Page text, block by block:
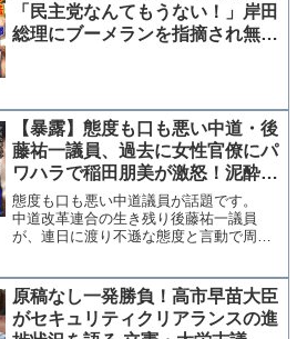
「民主党なんてもうない！」岸田
総理にブーメランを指摘され無効
【暴露】態度も口も悪い中道・後
藤祐一議員、過去に女性官僚にパ
ワハラで稲田朋美が激怒！泥酔し
て警察出動！安倍総理にも説教
【KSLチャンネル】
態度も口も悪い中道議員が話題です。
中道改革連合の生き残り後藤祐一議員
が、連日に渡り不遜な態度と言動で周囲
務所で何時間も恫喝したり、酒癖が悪く
議員会館に警察が出動する騒...
原稿なし一発勝負！高市早苗大臣
がセキュリティクリアランスの進